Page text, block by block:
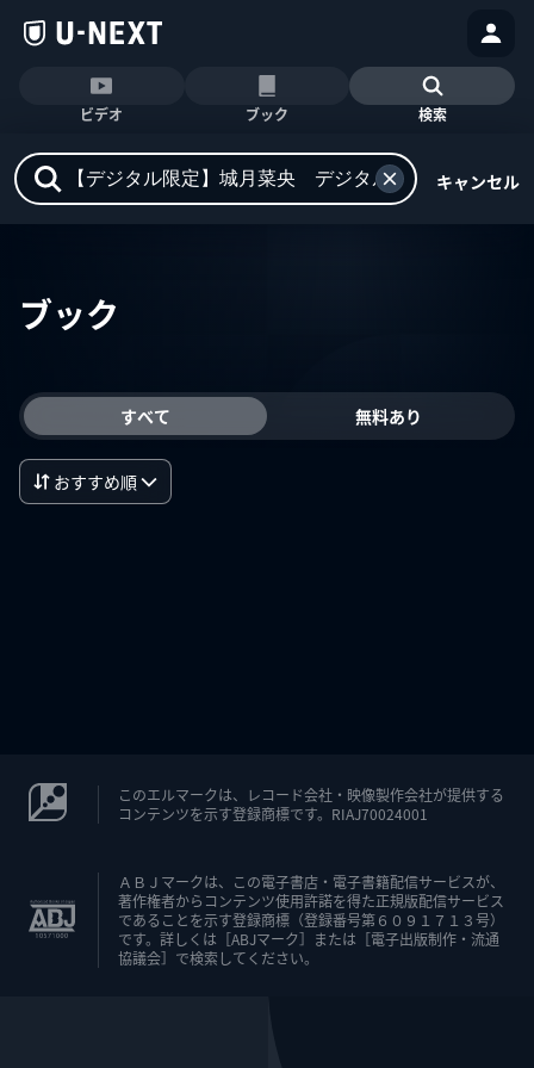
ビデオ ブック 検索
キャンセル
ブック
すべて 無料あり
おすすめ順
このエルマークは、レコード会社・映像製作会社が提供する
コンテンツを示す登録商標です。RIAJ70024001
ＡＢＪマークは、この電子書店・電子書籍配信サービスが、
著作権者からコンテンツ使用許諾を得た正規版配信サービス
であることを示す登録商標（登録番号第６０９１７１３号）
です。詳しくは［ABJマーク］または［電子出版制作・流通
協議会］で検索してください。